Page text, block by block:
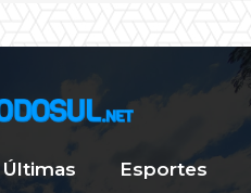
Últimas Esportes